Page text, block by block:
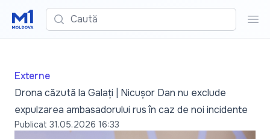
Caută
Externe
Drona căzută la Galați | Nicușor Dan nu exclude
expulzarea ambasadorului rus în caz de noi incidente
Publicat 31.05.2026 16:33